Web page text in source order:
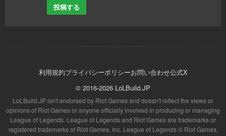
投稿する
利用規約プライバシーポリシーお問い合わせ公式X
© 2016-2026 LoLBuild.JP
LoLBuild.JP isn't endorsed by Riot Games and doesn't reflect the views or
opinions of Riot Games or anyone officially involved in producing or managing
League of Legends. League of Legends and Riot Games are trademarks or
registered trademarks of Riot Games, Inc. League of Legends © Riot Games,